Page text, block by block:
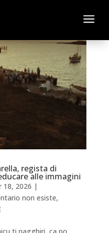
a
regista di
alle immagini
18, 2026 |
non esiste,